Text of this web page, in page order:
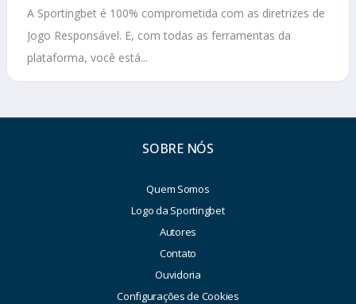
A Sportingbet é 100% comprometida com as diretrizes de
Jogo Responsável. E, com todas as ferramentas da
plataforma, você está...
SOBRE NÓS
Quem Somos
Logo da Sportingbet
Autores
Contato
Ouvidoria
Configurações de Cookies